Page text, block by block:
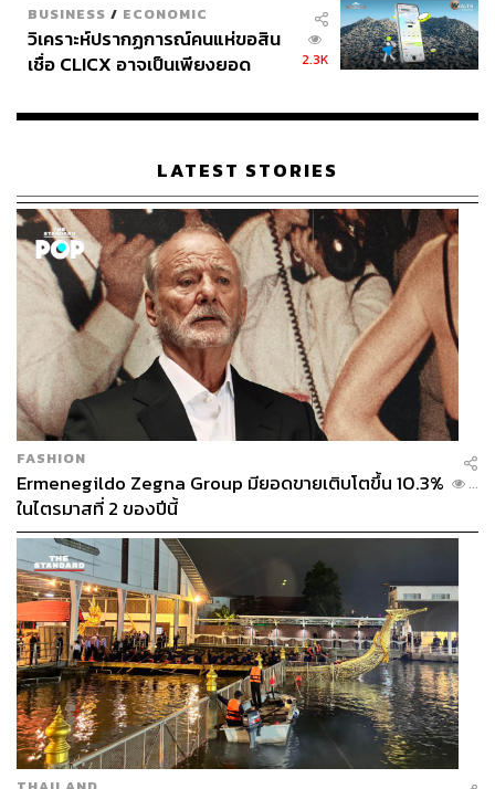
BUSINESS / ECONOMIC
วิเคราะห์ปรากฏการณ์คนแห่ขอสิน
เชื่อ CLICX อาจเป็นเพียงยอด
เรือนไทยที่ถูกซุกไว้
2.3K
LATEST STORIES
FASHION
Ermenegildo Zegna Group มียอดขายเติบโตขึ้น 10.3%
ในไตรมาสที่ 2 ของปีนี้
...